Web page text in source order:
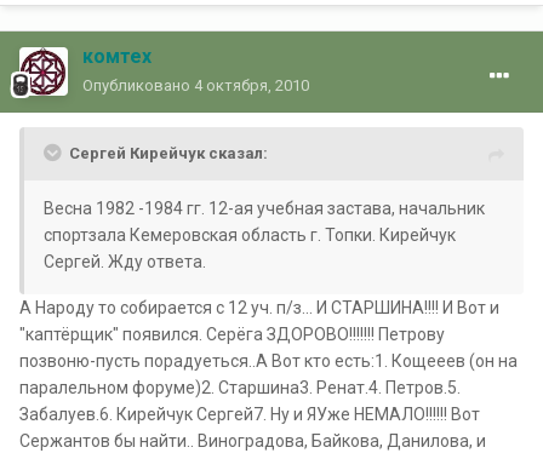
комтех
Опубликовано 4 октября, 2010
Сергей Кирейчук сказал:
Весна 1982 -1984 гг. 12-ая учебная застава, начальник
спортзала Кемеровская область г. Топки. Кирейчук
Сергей. Жду ответа.
А Народу то собирается с 12 уч. п/з... И СТАРШИНА!!!! И Вот и
"каптёрщик" появился. Серёга ЗДОРОВО!!!!!!! Петрову
позвоню-пусть порадуеться..А Вот кто есть:1. Кощееев (он на
паралельном форуме)2. Старшина3. Ренат.4. Петров.5.
Забалуев.6. Кирейчук Сергей7. Ну и ЯУже НЕМАЛО!!!!!! Вот
Сержантов бы найти.. Виноградова, Байкова, Данилова, и